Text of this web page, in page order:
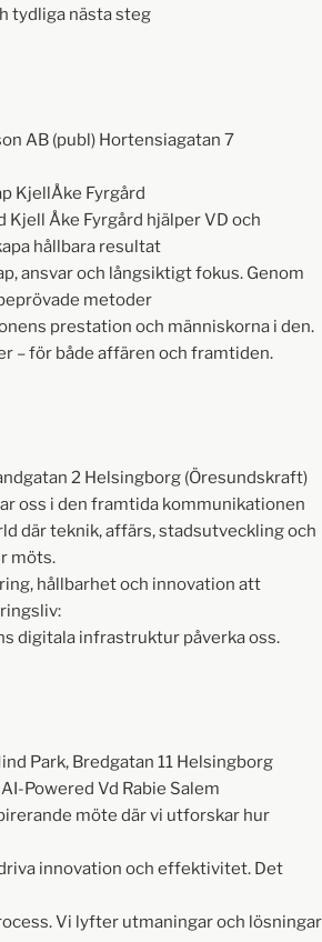
tydliga nästa steg
AB (publ) Hortensiagatan 7
KjellÅke Fyrgård
Kjell Åke Fyrgård hjälper VD och
hållbara resultat
ansvar och långsiktigt fokus. Genom
metoder
prestation och människorna i den.
– för både affären och framtiden.
2 Helsingborg (Öresundskraft)
oss i den framtida kommunikationen
där teknik, affärs, stadsutveckling och
möts.
hållbarhet och innovation att
digitala infrastruktur påverka oss.
Park, Bredgatan 11 Helsingborg
Powered Vd Rabie Salem
möte där vi utforskar hur
innovation och effektivitet. Det
Vi lyfter utmaningar och lösningar